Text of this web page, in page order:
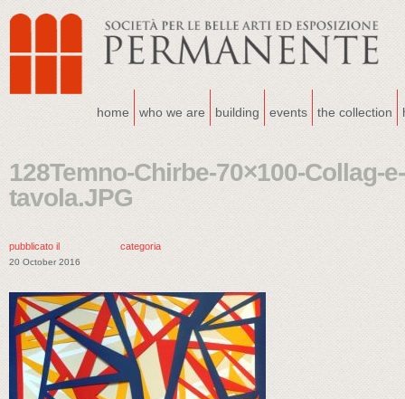
home who we are building events the collection
128Temno-Chirbe-70×100-Collag-
tavola.JPG
pubblicato il
20 October 2016
categoria